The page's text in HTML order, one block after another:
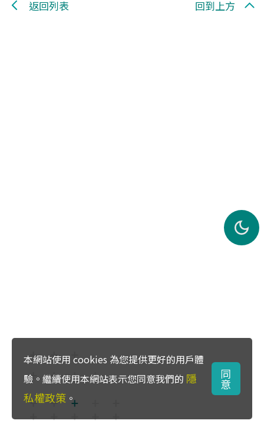
返回列表 回到上方
本網站使用 cookies 為您提供更好的用戶體
驗。繼續使用本網站表示您同意我們的 隱
私權政策 。
同
意